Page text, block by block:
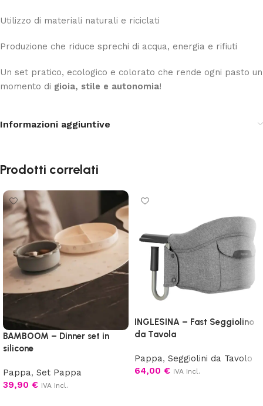
Utilizzo di materiali naturali e riciclati
Produzione che riduce sprechi di acqua, energia e rifiuti
Un set pratico, ecologico e colorato che rende ogni pasto un
momento di gioia, stile e autonomia!
Informazioni aggiuntive
Prodotti correlati
BAMBOOM – Dinner set in
silicone
Pappa, Set Pappa
39,90 € IVA Incl.
INGLESINA – Fast Seggiolino
da Tavola
Pappa, Seggiolini da Tavolo
64,00 € IVA Incl.